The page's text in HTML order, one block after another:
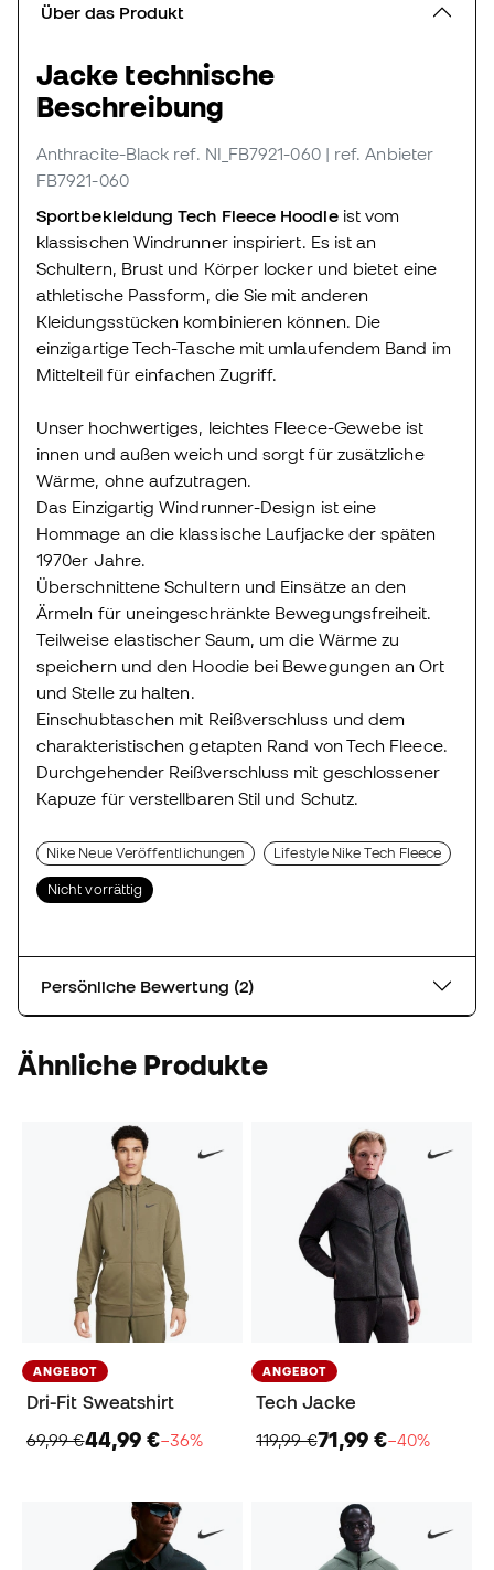
Über das Produkt
Jacke technische
Beschreibung
Anthracite-Black ref. NI_FB7921-060 | ref. Anbieter
FB7921-060
Sportbekleidung Tech Fleece Hoodieist vom
klassischen Windrunner inspiriert. Es ist an
Schultern, Brust und Körper locker und bietet eine
athletische Passform, die Sie mit anderen
Kleidungsstücken kombinieren können. Die
einzigartige Tech-Tasche mit umlaufendem Band im
Mittelteil für einfachen Zugriff.
Unser hochwertiges, leichtes Fleece-Gewebe ist
innen und außen weich und sorgt für zusätzliche
Wärme, ohne aufzutragen.
Das Einzigartig Windrunner-Design ist eine
Hommage an die klassische Laufjacke der späten
1970er Jahre.
Überschnittene Schultern und Einsätze an den
Ärmeln für uneingeschränkte Bewegungsfreiheit.
Teilweise elastischer Saum, um die Wärme zu
speichern und den Hoodie bei Bewegungen an Ort
und Stelle zu halten.
Einschubtaschen mit Reißverschluss und dem
charakteristischen getapten Rand von Tech Fleece.
Durchgehender Reißverschluss mit geschlossener
Kapuze für verstellbaren Stil und Schutz.
Nike Neue Veröffentlichungen Lifestyle Nike Tech Fleece
Nicht vorrättig
Persönliche Bewertung (2)
Ähnliche Produkte
ANGEBOT
Dri-Fit Sweatshirt
69,99 €44,99 €−36%
ANGEBOT
Tech Jacke
119,99 €71,99 €−40%